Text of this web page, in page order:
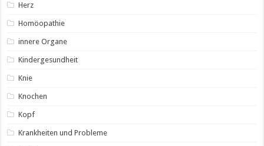
Herz
Homöopathie
innere Organe
Kindergesundheit
Knie
Knochen
Kopf
Krankheiten und Probleme